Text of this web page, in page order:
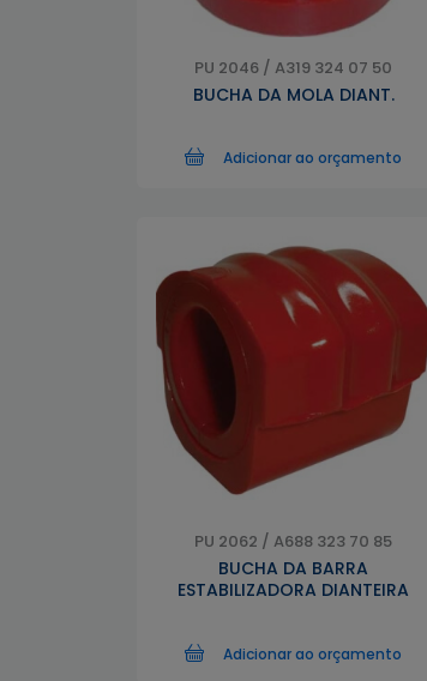
PU 2046 / A319 324 07 50
BUCHA DA MOLA DIANT.
Adicionar ao orçamento
PU 2062 / A688 323 70 85
BUCHA DA BARRA
ESTABILIZADORA DIANTEIRA
Adicionar ao orçamento